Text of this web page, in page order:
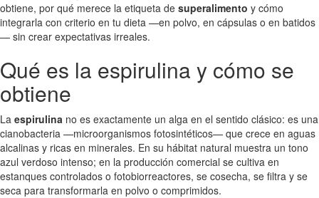
obtiene, por qué merece la etiqueta de superalimento y cómo
integrarla con criterio en tu dieta —en polvo, en cápsulas o en batidos
— sin crear expectativas irreales.
Qué es la espirulina y cómo se
obtiene
La espirulina no es exactamente un alga en el sentido clásico: es una
cianobacteria —microorganismos fotosintéticos— que crece en aguas
alcalinas y ricas en minerales. En su hábitat natural muestra un tono
azul verdoso intenso; en la producción comercial se cultiva en
estanques controlados o fotobiorreactores, se cosecha, se filtra y se
seca para transformarla en polvo o comprimidos.